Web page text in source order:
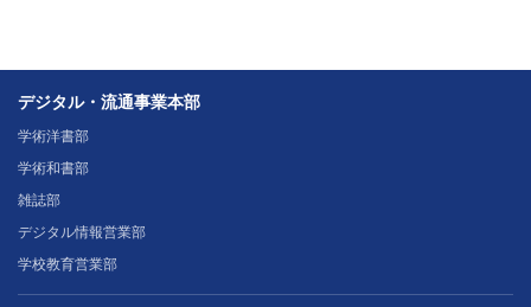
デジタル・流通事業本部
学術洋書部
学術和書部
雑誌部
デジタル情報営業部
学校教育営業部